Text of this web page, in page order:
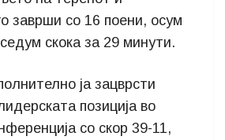
заврши со 16 поени, осум
скока за 29 минути.
ја зацврсти
позиција во
со скор 39-11,